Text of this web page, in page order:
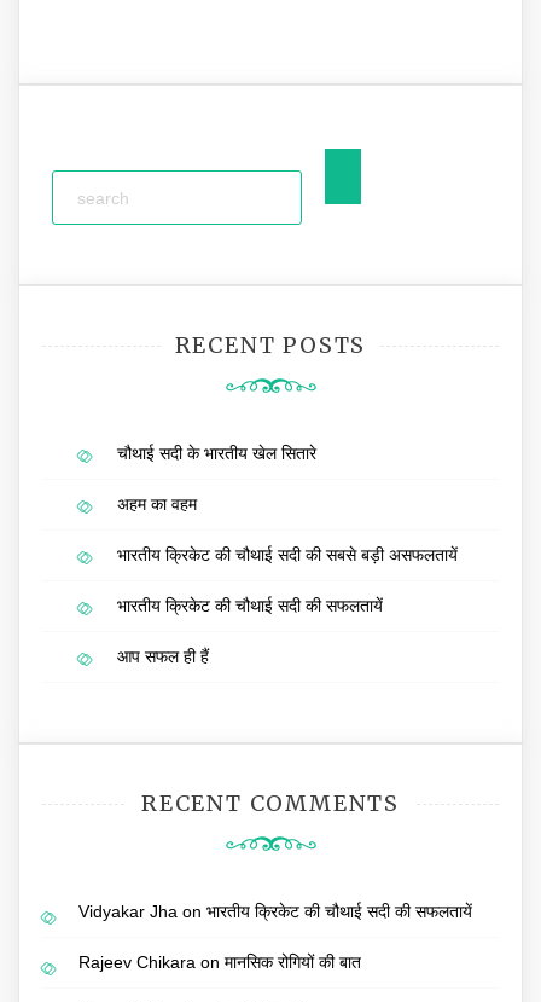
RECENT POSTS
चौथाई सदी के भारतीय खेल सितारे
अहम का वहम
भारतीय क्रिकेट की चौथाई सदी की सबसे बड़ी असफलतायें
भारतीय क्रिकेट की चौथाई सदी की सफलतायें
आप सफल ही हैं
RECENT COMMENTS
Vidyakar Jha on भारतीय क्रिकेट की चौथाई सदी की सफलतायें
Rajeev Chikara on मानसिक रोगियों की बात